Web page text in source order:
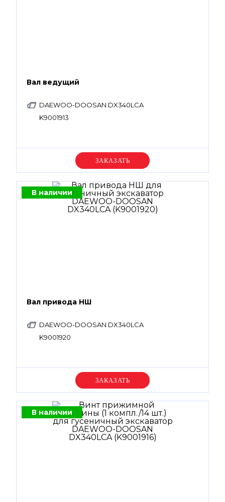
Вал ведущий
DAEWOO-DOOSAN DX340LCA
K9001913
Уточняйте цену
В наличии
Вал привода НШ
DAEWOO-DOOSAN DX340LCA
K9001920
Уточняйте цену
В наличии